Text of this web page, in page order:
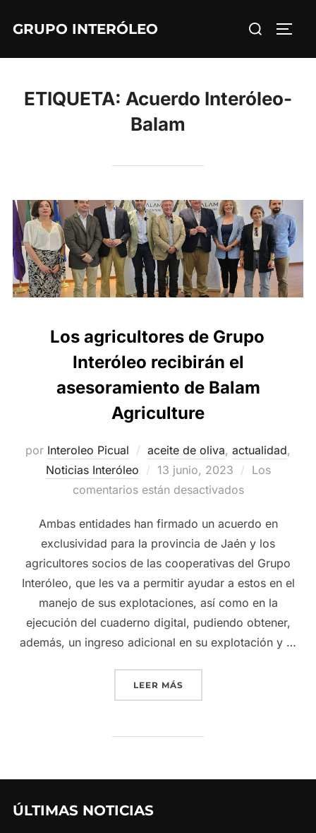
GRUPO INTERÓLEO Buscar:
ETIQUETA: Acuerdo Interóleo-
Balam
Los agricultores de Grupo
Interóleo recibirán el
asesoramiento de Balam
Agriculture
por Interoleo Picual aceite de oliva, actualidad,
Noticias Interóleo
Publicado
el
13 junio, 2023
Los
comentarios están desactivados
Ambas entidades han firmado un acuerdo en
exclusividad para la provincia de Jaén y los
agricultores socios de las cooperativas del Grupo
Interóleo, que les va a permitir ayudar a estos en el
manejo de sus explotaciones, así como en la
ejecución del cuaderno digital, pudiendo obtener,
además, un ingreso adicional en su explotación y …
LEER MÁS«LOS AGRICULTORES DE
ÚLTIMAS NOTICIAS